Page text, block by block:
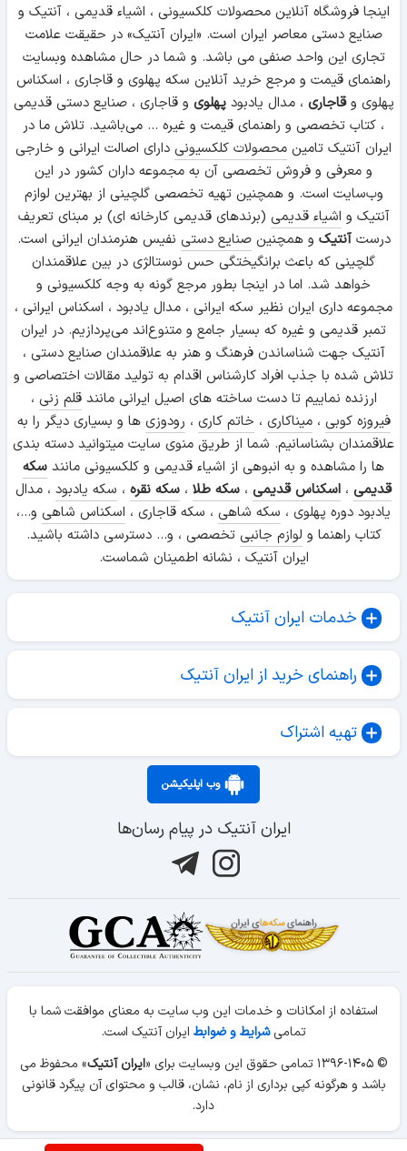
اینجا فروشگاه آنلاین محصولات کلکسیونی ، اشیاء قدیمی ، آنتیک و
صنایع دستی معاصر ایران است. «ایران آنتیک» در حقیقت علامت
تجاری این واحد صنفی می باشد. و شما در حال مشاهده وبسایت
راهنمای قیمت و مرجع خرید آنلاین سکه پهلوی و قاجاری ، اسکناس
پهلوی وقاجاری ، مدال یادبودپهلوی و قاجاری ، صنایع دستی قدیمی
، کتاب تخصصی و راهنمای قیمت و غیره ... می‌باشید. تلاش ما در
ایران آنتیک تامین محصولات کلکسیونی دارای اصالت ایرانی و خارجی
و معرفی و فروش تخصصی آن به مجموعه داران کشور در این
وب‌سایت است. و همچنین تهیه تخصصی گلچینی از بهترین لوازم
آنتیک و اشیاء قدیمی (برندهای قدیمی کارخانه ای) بر مبنای تعریف
درستآنتیک و همچنینصنایع دستی نفیس هنرمندان ایرانی است.
گلچینی که باعث برانگیختگی حس نوستالژی در بین علاقمندان
خواهد شد. اما در اینجا بطور مرجع گونه به وجه کلکسیونی و
مجموعه داری ایران نظیر سکه ایرانی ، مدال یادبود ، اسکناس ایرانی ،
تمبر قدیمی و غیره که بسیار جامع و متنوع‌اند می‌پردازیم. در ایران
آنتیک جهت شناساندن فرهنگ و هنر به علاقمندان صنایع دستی ،
تلاش شده با جذب افراد کارشناس اقدام به تولید مقالات اختصاصی و
ارزنده نماییم تا دست ساخته های اصیل ایرانی مانندقلم زنی ،
فیروزه کوبی ،میناکاری ، خاتم کاری ، رودوزی ها و بسیاری دیگر را به
علاقمندان بشناسانیم. شما از طریق منوی سایت میتوانید دسته بندی
ها را مشاهده و به انبوهی از اشیاء قدیمی و کلکسیونی مانند سکه
قدیمی ، اسکناس قدیمی ، سکه طلا ، سکه نقره ، سکه یادبود ، مدال
یادبود دوره پهلوی ، سکه شاهی ، سکه قاجاری ، اسکناس شاهی و...،
کتاب راهنما و لوازم جانبی تخصصی ، و... دسترسی داشته باشید.
ایران آنتیک ، نشانه اطمینان شماست.
خدمات ایران آنتیک
راهنمای خرید از ایران آنتیک
تهیه اشتراک
وب اپلیکیشن
ایران آنتیک در پیام رسان‌ها
استفاده از امکانات و خدمات این وب سایت به معنای موافقت شما با
تمامیشرایط و ضوابط ایران آنتیک است.
© ۱۳۹۶-۱۴۰۵ تمامی حقوق این وبسایت برای «
ایران آنتیک» محفوظ می
باشد و هرگونه کپی برداری از نام، نشان، قالب و محتوای آن پیگرد قانونی
دارد.